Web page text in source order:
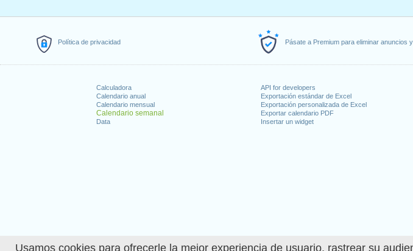
Usamos cookies para ofrecerle la mejor experiencia de usuario, rastrear su
Política de privacidad Pásate a Premium para eliminar anuncios
Calculadora
Calendario anual
Calendario mensual
Calendario semanal
Data
API for developers
Exportación estándar de Excel
Exportación personalizada de Excel
Exportar calendario PDF
Insertar un widget